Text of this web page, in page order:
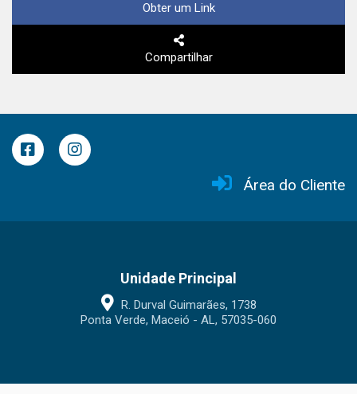
Obter um Link
Compartilhar
Área do Cliente
Unidade Principal
R. Durval Guimarães, 1738
Ponta Verde, Maceió - AL, 57035-060